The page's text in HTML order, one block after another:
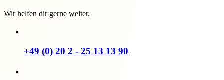
Wir helfen dir gerne weiter.
+49 (0) 20 2 - 25 13 13 90